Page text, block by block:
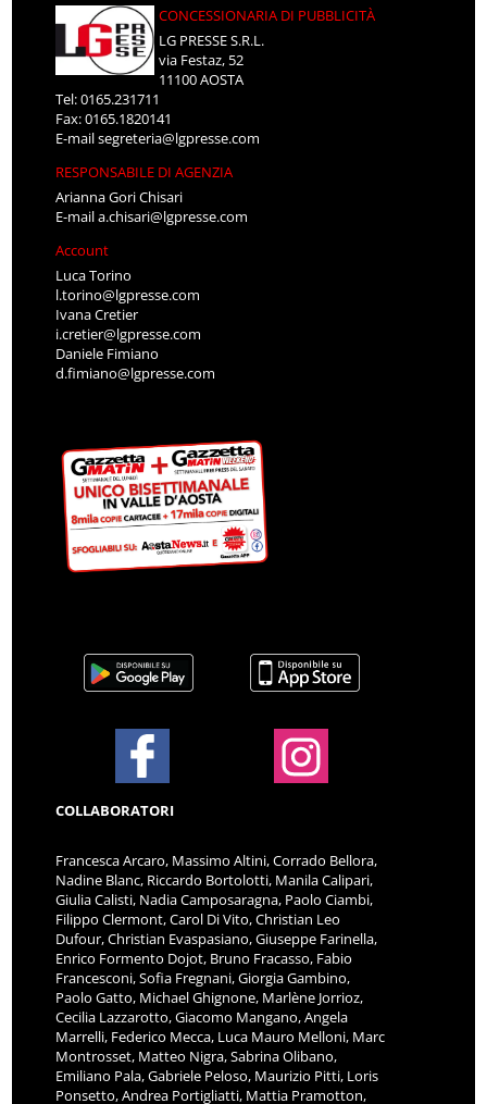
CONCESSIONARIA DI PUBBLICITÀ
LG PRESSE S.R.L.
via Festaz, 52
11100 AOSTA
Tel: 0165.231711
Fax: 0165.1820141
E-mailsegreteria@lgpresse.com
RESPONSABILE DI AGENZIA
Arianna Gori Chisari
E-maila.chisari@lgpresse.com
Account
Luca Torino
l.torino@lgpresse.com
Ivana Cretier
i.cretier@lgpresse.com
Daniele Fimiano
d.fimiano@lgpresse.com
COLLABORATORI
Francesca Arcaro, Massimo Altini, Corrado Bellora,
Nadine Blanc, Riccardo Bortolotti, Manila Calipari,
Giulia Calisti, Nadia Camposaragna, Paolo Ciambi,
Filippo Clermont, Carol Di Vito, Christian Leo
Dufour, Christian Evaspasiano, Giuseppe Farinella,
Enrico Formento Dojot, Bruno Fracasso, Fabio
Francesconi, Sofia Fregnani, Giorgia Gambino,
Paolo Gatto, Michael Ghignone, Marlène Jorrioz,
Cecilia Lazzarotto, Giacomo Mangano, Angela
Marrelli, Federico Mecca, Luca Mauro Melloni, Marc
Montrosset, Matteo Nigra, Sabrina Olibano,
Emiliano Pala, Gabriele Peloso, Maurizio Pitti, Loris
Ponsetto, Andrea Portigliatti, Mattia Pramotton,